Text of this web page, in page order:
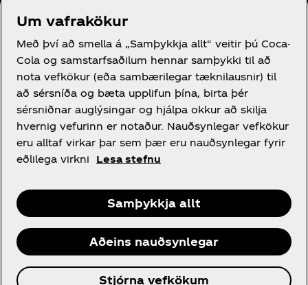
Notkunarskilmálar
Persónuverndaryfirlýsing fyrir neytendur
Vefkökustillingar
Tilkynning um vafrakökur
Yfirlýsing um aðgengi
© 2026 The Coca‑Cola Company. Allur réttur
Um vafrakökur
Með því að smella á „Samþykkja allt“ veitir þú Coca-
Cola og samstarfsaðilum hennar samþykki til að
nota vefkökur (eða sambærilegar tækni­lausnir) til
að sérsníða og bæta upplifun þína, birta þér
sérsniðnar auglýsingar og hjálpa okkur að skilja
hvernig vefurinn er notaður. Nauðsynlegar vefkökur
eru alltaf virkar þar sem þær eru nauðsynlegar fyrir
eðlilega virkni
Lesa stefnu
Samþykkja allt
Aðeins nauðsynlegar
Stjórna vefkökum